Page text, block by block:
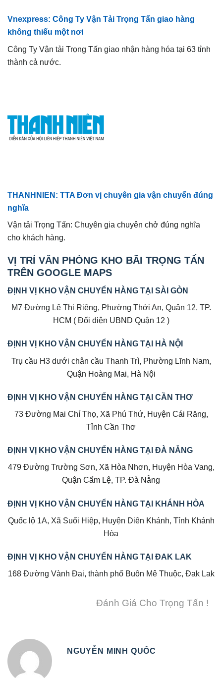
Vnexpress: Công Ty Vận Tải Trọng Tấn giao hàng
không thiếu một nơi
Công Ty Vận tải Trọng Tấn giao nhận hàng hóa tại 63 tỉnh
thành cả nước.
THANHNIEN: TTA Đơn vị chuyên gia vận chuyển đúng
nghĩa
Vận tải Trọng Tấn: Chuyên gia chuyên chở đúng nghĩa
cho khách hàng.
VỊ TRÍ VĂN PHÒNG KHO BÃI TRỌNG TẤN
TRÊN GOOGLE MAPS
ĐỊNH VỊ KHO VẬN CHUYỂN HÀNG TẠI SÀI GÒN
M7 Đường Lê Thị Riêng, Phường Thới An, Quận 12, TP.
HCM ( Đối diện UBND Quận 12 )
ĐỊNH VỊ KHO VẬN CHUYỂN HÀNG TẠI HÀ NỘI
Trụ cầu H3 dưới chân cầu Thanh Trì, Phường Lĩnh Nam,
Quận Hoàng Mai, Hà Nội
ĐỊNH VỊ KHO VẬN CHUYỂN HÀNG TẠI CẦN THƠ
73 Đường Mai Chí Thọ, Xã Phú Thứ, Huyện Cái Răng,
Tỉnh Cần Thơ
ĐỊNH VỊ KHO VẬN CHUYỂN HÀNG TẠI ĐÀ NẴNG
479 Đường Trường Sơn, Xã Hòa Nhơn, Huyện Hòa Vang,
Quận Cẩm Lệ, TP. Đà Nẵng
ĐỊNH VỊ KHO VẬN CHUYỂN HÀNG TẠI KHÁNH HÒA
Quốc lộ 1A, Xã Suối Hiệp, Huyện Diên Khánh, Tỉnh Khánh
Hòa
ĐỊNH VỊ KHO VẬN CHUYỂN HÀNG TẠI ĐAK LAK
168 Đường Vành Đai, thành phố Buôn Mê Thuộc, Đak Lak
Đánh Giá Cho Trọng Tấn !
NGUYỄN MINH QUỐC